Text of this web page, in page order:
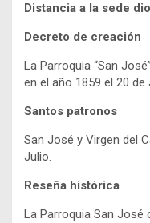
Distancia a la sede
Decreto de creación
La Parroquia “San
en el año 1859 el 20 de
Santos patronos
San José y Virgen del
Julio.
Reseña histórica
La Parroquia San